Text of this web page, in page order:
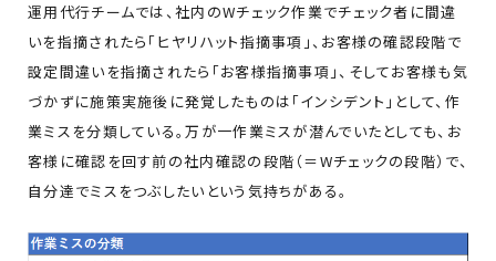
運用代行チームでは、社内のWチェック作業でチェック者に間違
いを指摘されたら「ヒヤリハット指摘事項」、お客様の確認段階で
設定間違いを指摘されたら「お客様指摘事項」、そしてお客様も気
づかずに施策実施後に発覚したものは「インシデント」として、作
業ミスを分類している。万が一作業ミスが潜んでいたとしても、お
客様に確認を回す前の社内確認の段階（＝Wチェックの段階）で、
自分達でミスをつぶしたいという気持ちがある。